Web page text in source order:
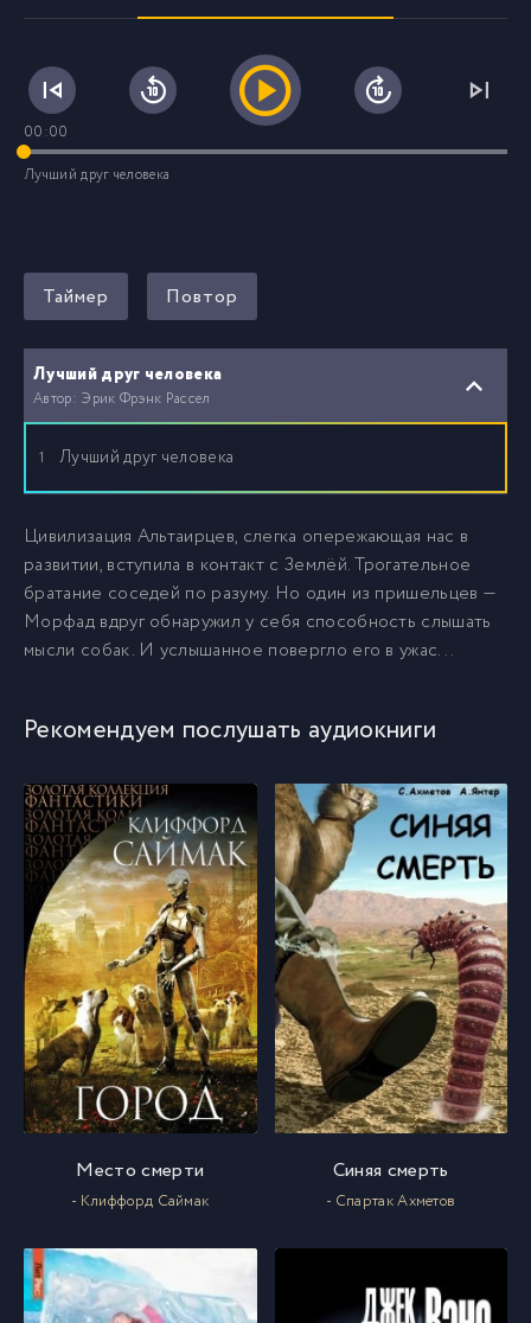
00:00
Лучший друг человека
Таймер Повтор
Лучший друг человека
Автор: Эрик Фрэнк Рассел
1 Лучший друг человека
Цивилизация Альтаирцев, слегка опережающая нас в
развитии, вступила в контакт с Землёй. Трогательное
братание соседей по разуму. Но один из пришельцев —
Морфад вдруг обнаружил у себя способность слышать
мысли собак. И услышанное повергло его в ужас...
Рекомендуем послушать аудиокниги
Место смерти
- Клиффорд Саймак
Синяя смерть
- Спартак Ахметов